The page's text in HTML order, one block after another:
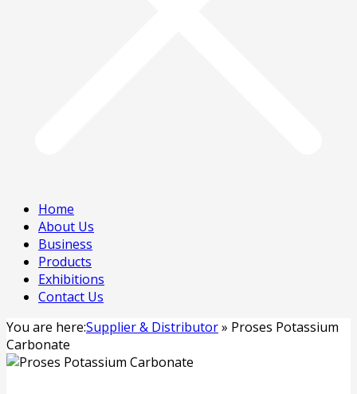
Home
About Us
Business
Products
Exhibitions
Contact Us
You are here:Supplier & Distributor» Proses Potassium
Carbonate